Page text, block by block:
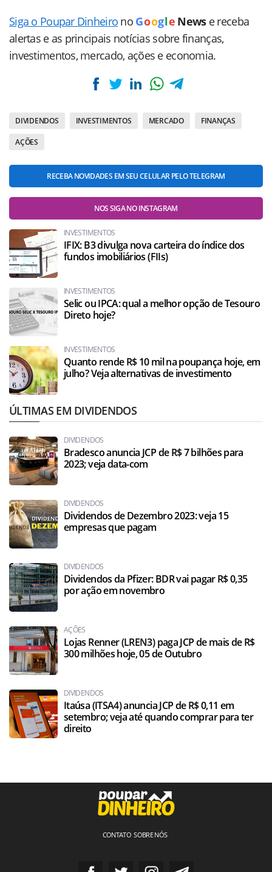
Siga o Poupar Dinheiro no Goog le News e receba
alertas e as principais notícias sobre finanças,
investimentos, mercado, ações e economia.
DIVIDENDOS INVESTIMENTOS MERCADO FINANÇAS
AÇÕES
RECEBA NOVIDADES EM SEU CELULAR PELO TELEGRAM
NOS SIGA NO INSTAGRAM
INVESTIMENTOS
IFIX: B3 divulga nova carteira do índice dos
fundos imobiliários (FIIs)
INVESTIMENTOS
Selic ou IPCA: qual a melhor opção de Tesouro
Direto hoje?
INVESTIMENTOS
Quanto rende R$ 10 mil na poupança hoje, em
julho? Veja alternativas de investimento
ÚLTIMAS EM DIVIDENDOS
DIVIDENDOS
Bradesco anuncia JCP de R$ 7 bilhões para
2023; veja data-com
DIVIDENDOS
Dividendos de Dezembro 2023: veja 15
empresas que pagam
DIVIDENDOS
Dividendos da Pfizer: BDR vai pagar R$ 0,35
por ação em novembro
AÇÕES
Lojas Renner (LREN3) paga JCP de mais de R$
300 milhões hoje, 05 de Outubro
DIVIDENDOS
Itaúsa (ITSA4) anuncia JCP de R$ 0,11 em
setembro; veja até quando comprar para ter
direito
CONTATO SOBRE NÓS